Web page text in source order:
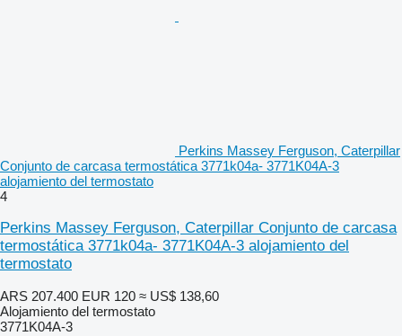
Perkins Massey Ferguson, Caterpillar
Conjunto de carcasa termostática 3771k04a- 3771K04A-3
alojamiento del termostato
4
Perkins Massey Ferguson, Caterpillar Conjunto de carcasa
termostática 3771k04a- 3771K04A-3 alojamiento del
termostato
ARS 207.400 EUR 120 ≈ US$ 138,60
Alojamiento del termostato
3771K04A-3